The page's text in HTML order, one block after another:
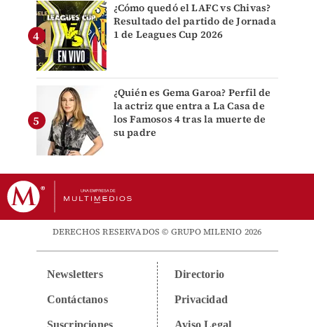
¿Cómo quedó el LAFC vs Chivas?
Resultado del partido de Jornada
1 de Leagues Cup 2026
¿Quién es Gema Garoa? Perfil de
la actriz que entra a La Casa de
los Famosos 4 tras la muerte de
su padre
DERECHOS RESERVADOS © GRUPO MILENIO 2026
Newsletters
Contáctanos
Suscripciones
Directorio
Privacidad
Aviso Legal